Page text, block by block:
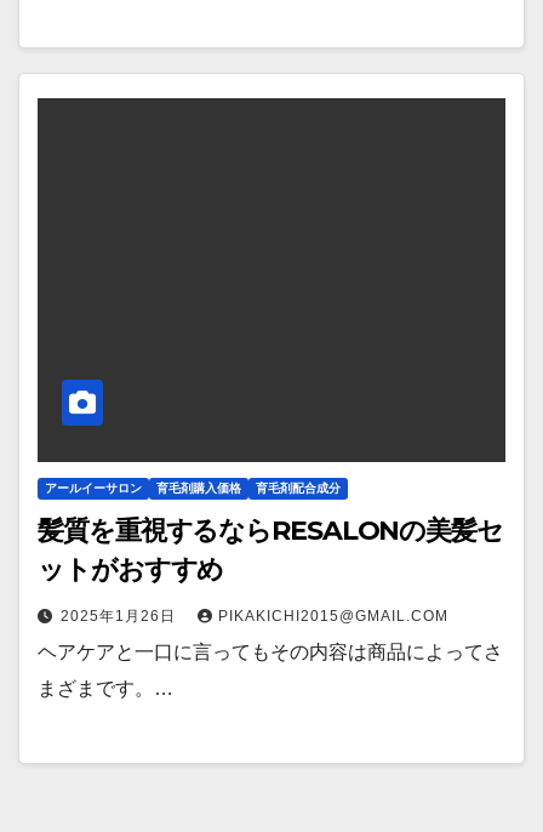
アールイーサロン 育毛剤購入価格 育毛剤配合成分
髪質を重視するならRESALONの美髪セ
ットがおすすめ
2025年1月26日 PIKAKICHI2015@GMAIL.COM
ヘアケアと一口に言ってもその内容は商品によってさ
まざまです。…